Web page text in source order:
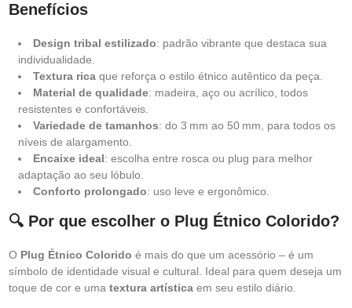
Benefícios
Design tribal estilizado: padrão vibrante que destaca sua
individualidade.
Textura rica que reforça o estilo étnico autêntico da peça.
Material de qualidade: madeira, aço ou acrílico, todos
resistentes e confortáveis.
Variedade de tamanhos: do 3 mm ao 50 mm, para todos os
níveis de alargamento.
Encaixe ideal: escolha entre rosca ou plug para melhor
adaptação ao seu lóbulo.
Conforto prolongado: uso leve e ergonômico.
🔍 Por que escolher o Plug Étnico Colorido?
O Plug Étnico Colorido é mais do que um acessório – é um
símbolo de identidade visual e cultural. Ideal para quem deseja um
toque de cor e uma textura artística em seu estilo diário.